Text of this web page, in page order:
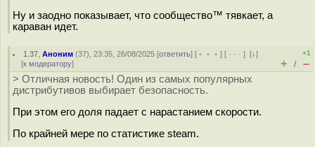
Ну и заодно показывает, что сообщество™ тявкает, а
караван идет.
1.37 ,Аноним (37), 23:35, 26/08/2025 [ответить] [ ﹢﹢﹢] [ · · ·][↓]
[к модератору]
+1
+ / –
> Отличная новость! Один из самых популярных
дистрибутивов выбирает безопасность.
При этом его доля падает с нарастанием скорости.
По крайней мере по статистике steam.